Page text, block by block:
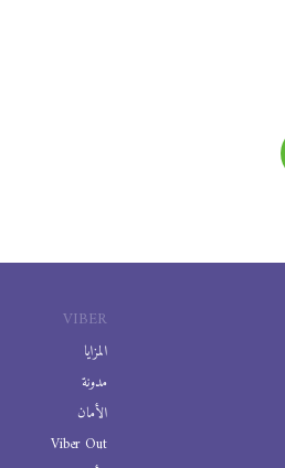
VIBER
المزايا
مدونة
الأمان
Viber Out